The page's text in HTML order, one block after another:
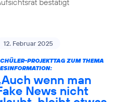
bestätigt
12. Februar 2025
PROJEKTTAG ZUM THEMA
wenn man
News nicht